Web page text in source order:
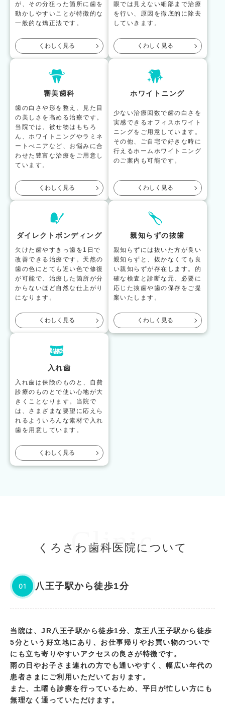
が、その分狙った箇所に歯を
動かしやすいことが特徴的な
一般的な矯正法です。
くわしく見る
眼では見えない細部まで治療
を行い、原因を徹底的に除去
していきます。
くわしく見る
審美歯科
歯の白さや形を整え、見た目
の美しさを高める治療です。
当院では、被せ物はもちろ
ん、ホワイトニングやラミネ
ートべニアなど、お悩みに合
わせた豊富な治療をご用意し
ています。
くわしく見る
ホワイトニング
少ない治療回数で歯の白さを
実感できるオフィスホワイト
ニングをご用意しています。
その他、ご自宅で好きな時に
行えるホームホワイトニング
のご案内も可能です。
くわしく見る
ダイレクトボンディング
欠けた歯やすきっ歯を1日で
改善できる治療です。天然の
歯の色にとても近い色で修復
が可能で、治療した箇所が分
からないほど自然な仕上がり
になります。
くわしく見る
親知らずの抜歯
親知らずには抜いた方が良い
親知らずと、抜かなくても良
い親知らずが存在します。的
確な検査と診断な元、必要に
応じた抜歯や歯の保存をご提
案いたします。
くわしく見る
入れ歯
入れ歯は保険のものと、自費
診療のものとで使い心地が大
きくことなります。当院で
は、さまざまな要望に応えら
れるよういろんな素材で入れ
歯を用意しています。
くわしく見る
Clinic
くろさわ歯科医院について
01 八王子駅から徒歩1分
当院は、JR八王子駅から徒歩1分、京王八王子駅から徒歩
5分という好立地にあり、お仕事帰りやお買い物のついで
にも立ち寄りやすいアクセスの良さが特徴です。
雨の日やお子さま連れの方でも通いやすく、幅広い年代の
患者さまにご利用いただいております。
また、土曜も診療を行っているため、平日が忙しい方にも
無理なく通っていただけます。